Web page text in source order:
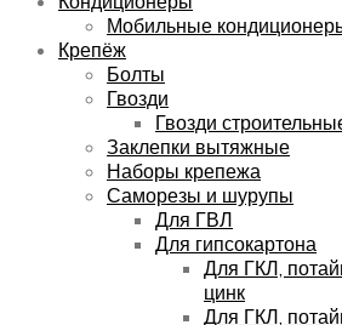
Мобильные
Крепёж
Болты
Гвозди
Гвозди
Заклепки вытяжные
Наборы крепежа
Саморезы и шурупы
Для ГВЛ
Для гипсокартона
Для ГКЛ,
цинк
Для ГКЛ,